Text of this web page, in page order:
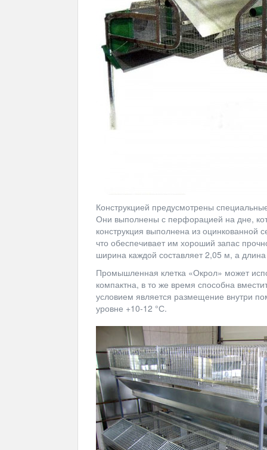
Конструкцией предусмотрены
Они выполнены с перфорацией на дне,
конструкция выполнена из оцинкованной
что обеспечивает им хороший запас
ширина каждой составляет 2,05 м, а
Промышленная клетка «Окрол» может
компактна, в то же время способна
условием является размещение внутри
уровне +10-12 °С.